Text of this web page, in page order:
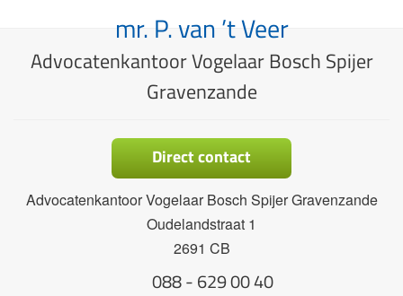
mr. P. van ’t Veer
Advocatenkantoor Vogelaar Bosch Spijer
Gravenzande
Direct contact
Advocatenkantoor Vogelaar Bosch Spijer Gravenzande
Oudelandstraat 1
2691 CB
088 - 629 00 40